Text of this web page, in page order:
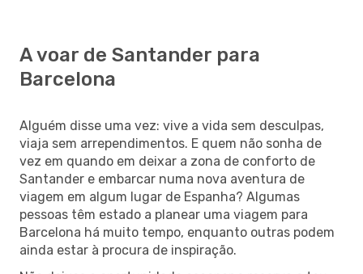
A voar de Santander para
Barcelona
Alguém disse uma vez: vive a vida sem desculpas,
viaja sem arrependimentos. E quem não sonha de
vez em quando em deixar a zona de conforto de
Santander e embarcar numa nova aventura de
viagem em algum lugar de Espanha? Algumas
pessoas têm estado a planear uma viagem para
Barcelona há muito tempo, enquanto outras podem
ainda estar à procura de inspiração.